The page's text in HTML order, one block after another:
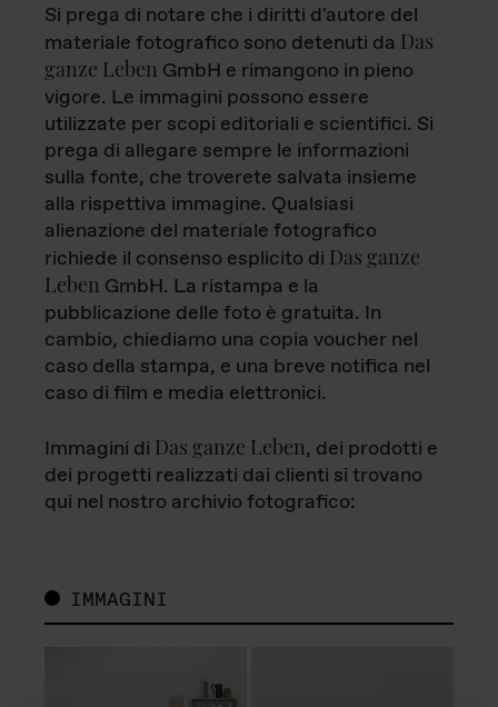
Si prega di notare che i diritti d'autore del
materiale fotografico sono detenuti da Das
ganze Leben GmbH e rimangono in pieno
vigore. Le immagini possono essere
utilizzate per scopi editoriali e scientifici. Si
prega di allegare sempre le informazioni
sulla fonte, che troverete salvata insieme
alla rispettiva immagine. Qualsiasi
alienazione del materiale fotografico
richiede il consenso esplicito di Das ganze
Leben GmbH. La ristampa e la
pubblicazione delle foto è gratuita. In
cambio, chiediamo una copia voucher nel
caso della stampa, e una breve notifica nel
caso di film e media elettronici.
Immagini di Das ganze Leben, dei prodotti e
dei progetti realizzati dai clienti si trovano
qui nel nostro archivio fotografico:
IMMAGINI